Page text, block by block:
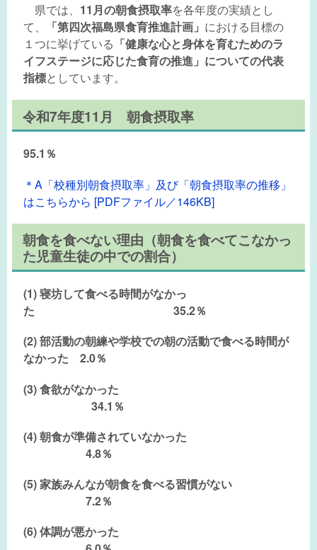
県では、 11月の朝食摂取率を各年度の実績とし
て、
「第四次福島県食育推進計画」 における目標の
１つに挙げている 「健康な心と身体を育むためのラ
イフステージに応じた食育の推進」についての代表
指標としています。
令和7年度11月 朝食摂取率
95.1％
＊A「校種別朝食摂取率」及び「朝食摂取率の推移」
はこちらから [PDFファイル／146KB]
朝食を食べない理由（朝食を食べてこなかっ
た児童生徒の中での割合）
(1) 寝坊して食べる時間がなかっ
た
35.2％
(2) 部活動の朝練や学校での朝の活動で食べる時間が
なかった 2.0％
(3) 食欲がなかった
34.1％
(4) 朝食が準備されていなかった
4.8％
(5) 家族みんなが朝食を食べる習慣がない
7.2％
(6) 体調が悪かった